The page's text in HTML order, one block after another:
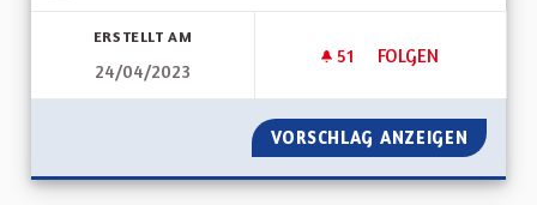
ERSTELLT AM
24/04/2023
51 51 FOLLOWER
FOLGEN
ALSACE ET
VORSCHLAG ANZEIGEN